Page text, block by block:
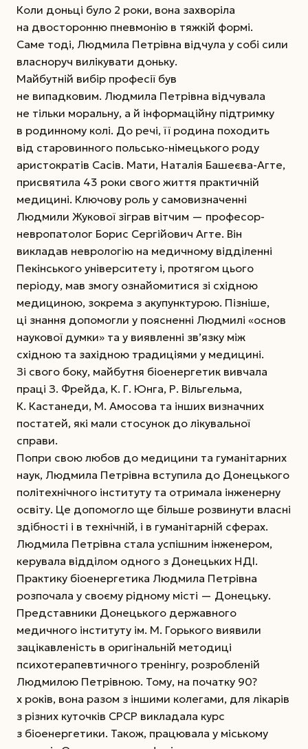
Коли доньці було 2 роки, вона захворіла
на двосторонню пневмонію в тяжкій формі.
Саме тоді, Людмила Петрівна відчула у собі сили
власноруч вилікувати доньку.
Майбутній вибір професії був
не випадковим. Людмила Петрівна відчувала
не тільки моральну, а й інформаційну підтримку
в родинному колі. До речі, її родина походить
від старовинного польсько-німецького роду
аристократів Сасів. Мати, Наталія Башеєва-Агте,
присвятила 43 роки свого життя практичній
медицині. Ключову роль у самовизначенні
Людмили Жукової зіграв вітчим — професор-
невропатолог Борис Сергійович Агте. Він
викладав неврологію на медичному відділенні
Пекінського університету і, протягом цього
періоду, мав змогу ознайомитися зі східною
медициною, зокрема з акупунктурою. Пізніше,
ці знання допомогли у поясненні Людмилі «основ
наукової думки» та у виявленні зв’язку між
східною та західною традиціями у медицині.
Зі свого боку, майбутня біоенергетик вивчала
праці З. Фрейда, К. Г. Юнга, Р. Вільгельма,
К. Кастанеди, М. Амосова та інших визначних
постатей, які мали стосунок до лікувальної
справи.
Попри свою любов до медицини та гуманітарних
наук, Людмила Петрівна вступила до Донецького
політехнічного інституту та отримала інженерну
освіту. Це допомогло ще більше розвинути власні
здібності і в технічній, і в гуманітарній сферах.
Людмила Петрівна стала успішним інженером,
керувала відділом одного з Донецьких НДІ.
Практику біоенергетика Людмила Петрівна
розпочала у своєму рідному місті — Донецьку.
Представники Донецького державного
медичного інституту ім. М. Горького виявили
зацікавленість в оригінальній методиці
психотерапевтичного тренінгу, розробленій
Людмилою Петрівною. Тому, на початку 90?
х років, вона разом з іншими колегами, для лікарів
з різних куточків СРСР викладала курс
з біоенергетики. Також, працювала у міському